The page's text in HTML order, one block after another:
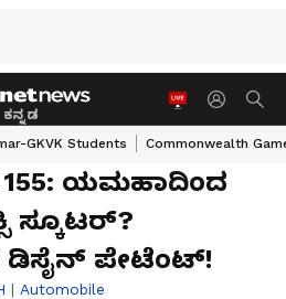
ಕನ್ನಡ
GKVK Students Commonwealth
155: ಯಮಹಾದಿಂದ
ಸ್ಕೂಟರ್?
ಡಿಸೈನ್ ಪೇಟೆಂಟ್!
| Automobile